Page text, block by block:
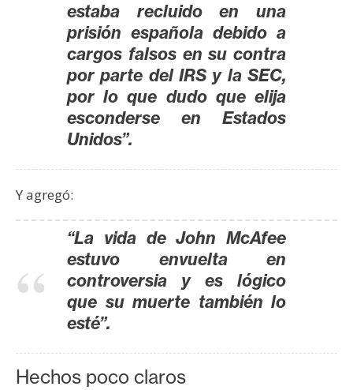
estaba recluido en una
prisión española debido a
cargos falsos en su contra
por parte del IRS y la SEC,
por lo que dudo que elija
esconderse en Estados
Unidos”.
Y agregó:
“La vida de John McAfee
estuvo envuelta en
controversia y es lógico
que su muerte también lo
esté”.
Hechos poco claros